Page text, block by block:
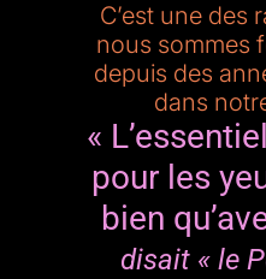
C’est une des
nous sommes
depuis des
dans
«
pour les
bien
disait « le